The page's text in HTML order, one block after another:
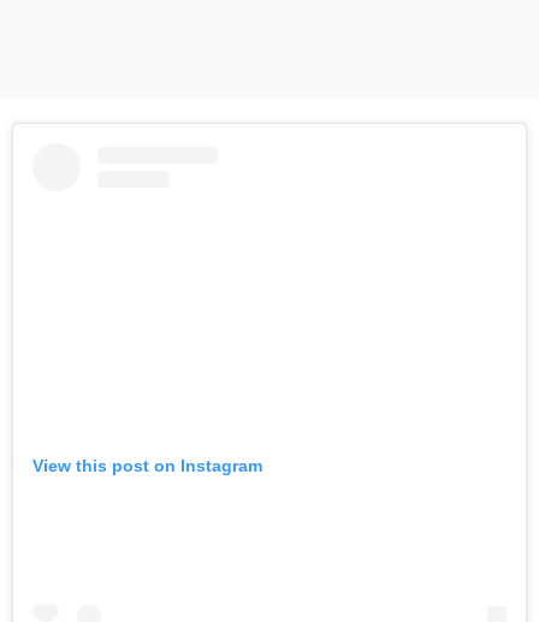
View this post on Instagram